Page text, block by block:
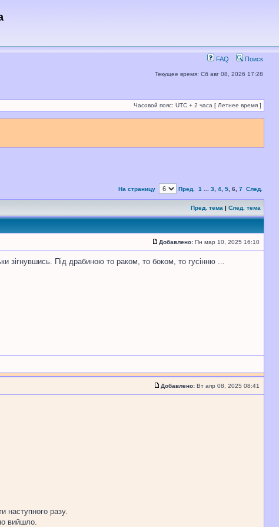
FAQ Поиск
Текущее время: Сб авг 08, 2026 17:28
Часовой пояс: UTC + 2 часа [ Летнее время ]
На страницу Пред. 1 3 4 5 6 7 След.
Пред. тема | След. тема
Добавлено: Пн мар 10, 2025 16:10
зігнувшись. Під драбиною то раком, то боком, то гусінню ...
Добавлено: Вт апр 08, 2025 08:41
наступного разу.
вийшло.